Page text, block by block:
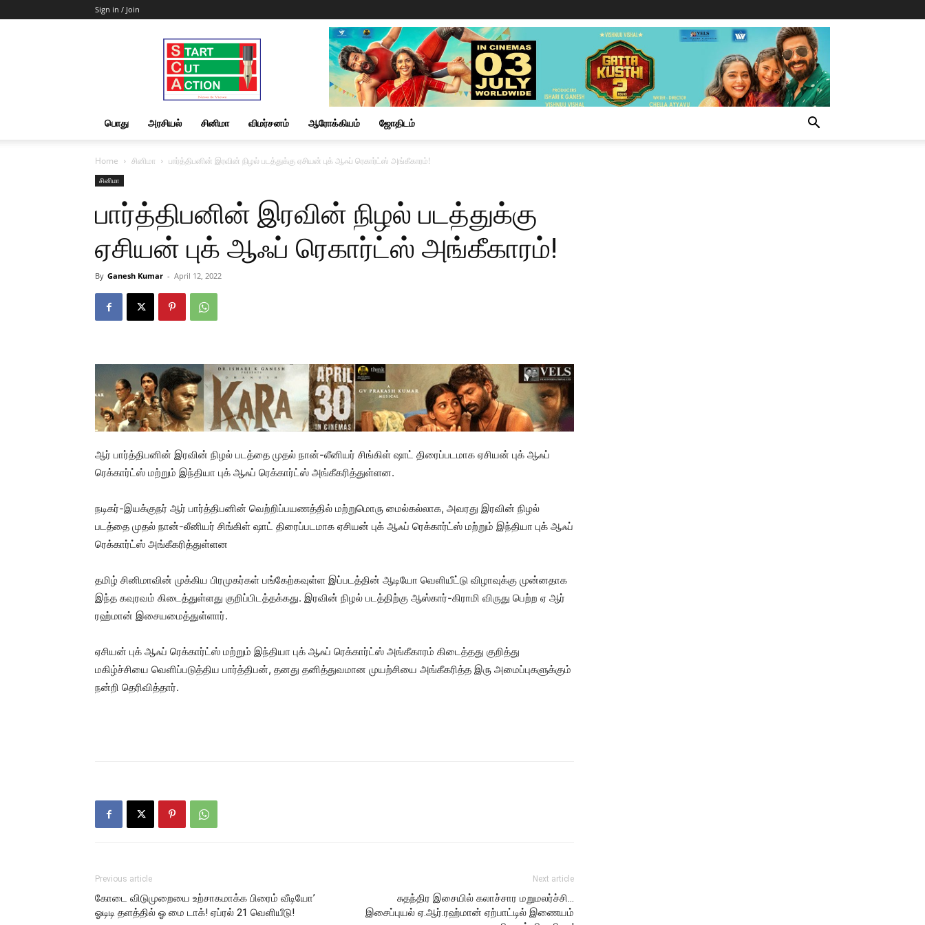
Sign in / Join
Start
Cut
Action
|
News
&
பொது அரசியல் சினிமா விமர்சனம் ஆரோக்கியம் ஜோதிடம்
Home சினிமா பார்த்திபனின் இரவின் நிழல் படத்துக்கு ஏசியன் புக் ஆஃப் ரெகார்ட்ஸ் அங்கீகாரம்!
சினிமா
பார்த்திபனின் இரவின் நிழல் படத்துக்கு
ஏசியன் புக் ஆஃப் ரெகார்ட்ஸ் அங்கீகாரம்!
By Ganesh Kumar - April 12, 2022
ஆர் பார்த்திபனின் இரவின் நிழல் படத்தை முதல் நான்-லீனியர் சிங்கிள் ஷாட் திரைப்படமாக ஏசியன் புக் ஆஃப்
ரெக்கார்ட்ஸ் மற்றும் இந்தியா புக் ஆஃப் ரெக்கார்ட்ஸ் அங்கீகரித்துள்ளன.
நடிகர்-இயக்குநர் ஆர் பார்த்திபனின் வெற்றிப்பயணத்தில் மற்றுமொரு மைல்கல்லாக, அவரது இரவின் நிழல்
படத்தை முதல் நான்-லீனியர் சிங்கிள் ஷாட் திரைப்படமாக ஏசியன் புக் ஆஃப் ரெக்கார்ட்ஸ் மற்றும் இந்தியா புக் ஆஃப்
ரெக்கார்ட்ஸ் அங்கீகரித்துள்ளன
தமிழ் சினிமாவின் முக்கிய பிரமுகர்கள் பங்கேற்கவுள்ள இப்படத்தின் ஆடியோ வெளியீட்டு விழாவுக்கு முன்னதாக
இந்த கவுரவம் கிடைத்துள்ளது குறிப்பிடத்தக்கது. இரவின் நிழல் படத்திற்கு ஆஸ்கார்-கிராமி விருது பெற்ற ஏ ஆர்
ரஹ்மான் இசையமைத்துள்ளார்.
ஏசியன் புக் ஆஃப் ரெக்கார்ட்ஸ் மற்றும் இந்தியா புக் ஆஃப் ரெக்கார்ட்ஸ் அங்கீகாரம் கிடைத்தது குறித்து
மகிழ்ச்சியை வெளிப்படுத்திய பார்த்திபன், தனது தனித்துவமான முயற்சியை அங்கீகரித்த இரு அமைப்புகளுக்கும்
நன்றி தெரிவித்தார்.
Previous article
கோடை விடுமுறையை உற்சாகமாக்க பிரைம் வீடியோ’
ஓடிடி தளத்தில் ஓ மை டாக்! ஏப்ரல் 21 வெளியீடு!
Next article
சுதந்திர இசையில் கலாச்சார மறுமலர்ச்சி…
இசைப்புயல் ஏ.ஆர்.ரஹ்மான் ஏற்பாட்டில் இணையம்